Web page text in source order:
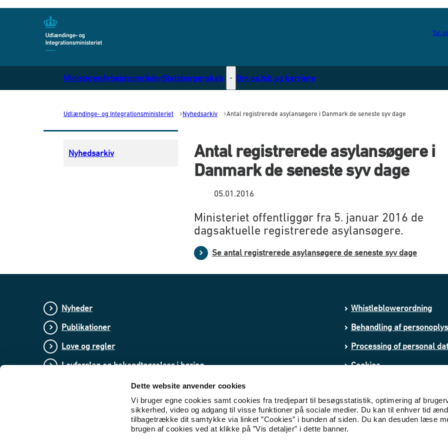
Dette website anvender cookies
Vi bruger egne cookies samt cookies fra tredjepart til besøgsstatistik, optimering af
sikkerhed, video og adgang til visse funktioner på sociale medier. Du kan til enhver tid
tilbagetrække dit samtykke via linket ”Cookies” i bunden af siden. Du kan desuden læse
brugen af cookies ved at klikke på ”Vis detaljer” i dette banner.
Tal
MinisterenArbejdsområderStatsborgerskab Statsborgerskab - Flere links
Om osJob og karriere
Udlændinge- og Integrationsministeriet Nyhedsarkiv Antal registrerede asylansøgere i Danmark de seneste syv dage
Nyhedsarkiv
Antal registrerede asylansøgere i
Danmark de seneste syv dage
05.01.2016
Ministeriet offentliggør fra 5. januar 2016 de
dagsaktuelle registrerede asylansøgere.
Se antal registrerede asylansøgere de seneste syv dage
Nyheder
Publikationer
Love og regler
Lovforslag og bekendtgørelser i høring
Whistleblowerordning
Behandling af
Processing of personal
Cookies